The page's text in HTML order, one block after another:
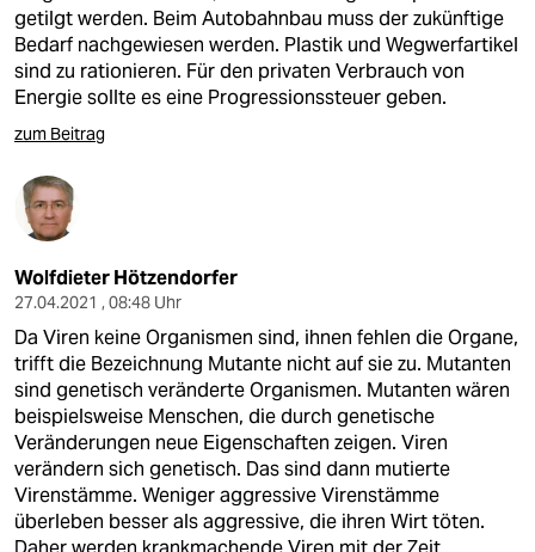
getilgt werden. Beim Autobahnbau muss der zukünftige
Bedarf nachgewiesen werden. Plastik und Wegwerfartikel
sind zu rationieren. Für den privaten Verbrauch von
Energie sollte es eine Progressionssteuer geben.
zum Beitrag
Wolfdieter Hötzendorfer
27.04.2021 , 08:48 Uhr
Da Viren keine Organismen sind, ihnen fehlen die Organe,
trifft die Bezeichnung Mutante nicht auf sie zu. Mutanten
sind genetisch veränderte Organismen. Mutanten wären
beispielsweise Menschen, die durch genetische
Veränderungen neue Eigenschaften zeigen. Viren
verändern sich genetisch. Das sind dann mutierte
Virenstämme. Weniger aggressive Virenstämme
überleben besser als aggressive, die ihren Wirt töten.